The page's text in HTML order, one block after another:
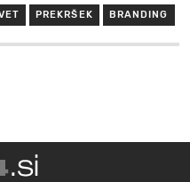
PREKRŠEK BRANDING